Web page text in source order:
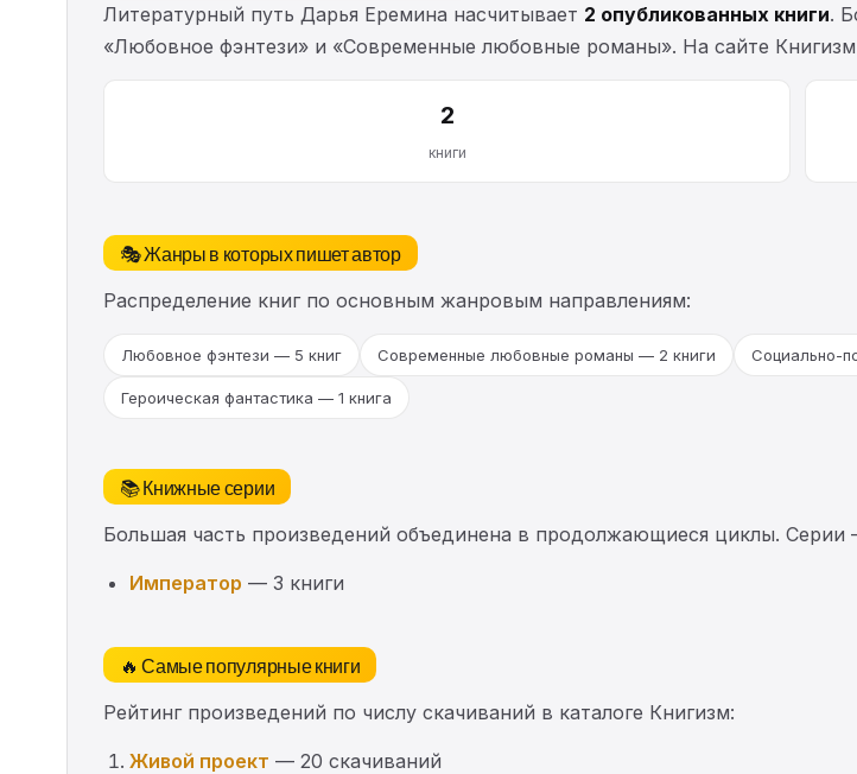
Литературный путь Дарья Еремина насчитывает 2 опубликованных книги.
«Любовное фэнтези» и «Современные любовные романы». На сайте
2
книги
🎭 Жанры в которых пишет автор
Распределение книг по основным жанровым направлениям:
Любовное фэнтези — 5 книг Современные любовные романы — 2 книги Социально-
Героическая фантастика — 1 книга
📚 Книжные серии
Большая часть произведений объединена в продолжающиеся циклы.
Император — 3 книги
🔥 Самые популярные книги
Рейтинг произведений по числу скачиваний в каталоге Книгизм:
Живой проект — 20 скачиваний